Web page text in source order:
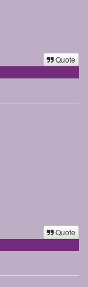
Quote
Quote